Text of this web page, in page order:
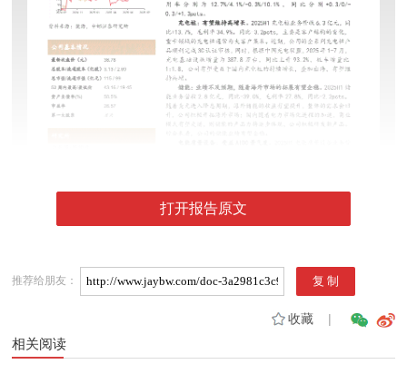
打开报告原文
推荐给朋友：
收藏|
相关阅读